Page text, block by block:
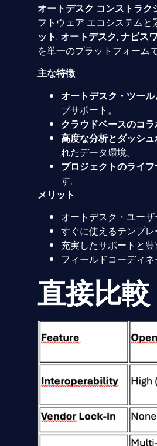
オートデスク コンストラク
フトウェア エコシステムと
ット, オートデスク, ナビス
を単一のプラットフォーム
主な特徴
オートデスク・ツー
ブサポート。
クラウドベースのコ
高度な分析とダッシ
れたデータ環境。
プロジェクトのライ
す。
メリット
オートデスク・ユー
すぐに使えるテンプ
充実したサポートと
フィールドコーディ
直接比較